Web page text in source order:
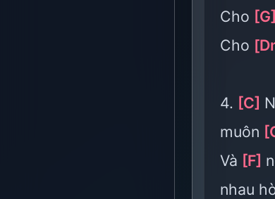
Cho [G]
Cho
4. [C]
muôn
Và [F]
nhau